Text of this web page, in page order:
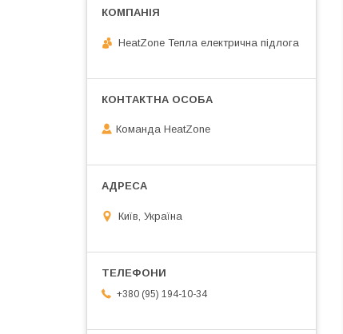
HeatZone Тепла електрична підлога
Команда HeatZone
Київ, Україна
+380 (95) 194-10-34